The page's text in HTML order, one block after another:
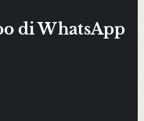
di WhatsApp